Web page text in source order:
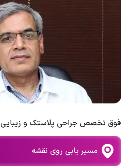
فوق تخصص جراحی پلاستک و زیبایی
مسیر یابی روی نقشه